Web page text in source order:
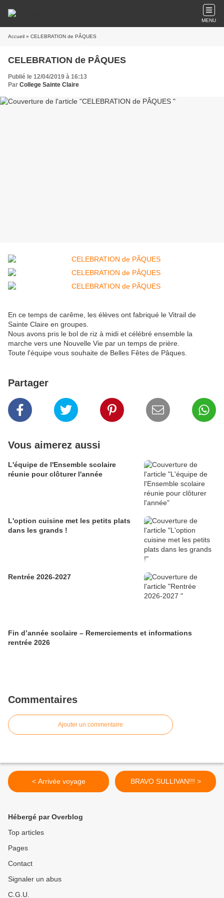
MENU
Accueil » CELEBRATION de PÂQUES
CELEBRATION de PÂQUES
Publié le 12/04/2019 à 16:13
Par College Sainte Claire
En ce temps de carême, les élèves ont fabriqué le Vitrail de
Sainte Claire en groupes.
Nous avons pris le bol de riz à midi et célébré ensemble la
marche vers une Nouvelle Vie par un temps de prière.
Toute l'équipe vous souhaite de Belles Fêtes de Pâques.
Partager
Vous aimerez aussi
L'équipe de l'Ensemble scolaire
réunie pour clôturer l'année
L'option cuisine met les petits plats
dans les grands !
Rentrée 2026-2027
Fin d’année scolaire – Remerciements et informations
rentrée 2026
Commentaires
Ajouter un commentaire
< Arrivée voyage BRAVO SULLIVAN!!! >
Hébergé par Overblog
Top articles
Pages
Contact
Signaler un abus
C.G.U.